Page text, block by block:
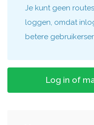
Je kunt geen
loggen, omdat
betere
Log in of